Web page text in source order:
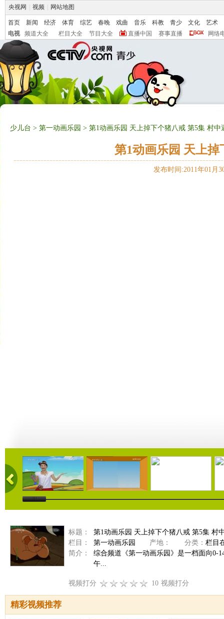
央视网 视频 网站地图
首页 新闻 经济 体育 综艺 春晚 戏曲 音乐 科教 青少 文化
艺术
电视
频道大全 栏目大全 节目大全 直播中国 赛事直播 网络
少儿台 > 第一动画乐园 > 第1动画乐园 天上掉下个猪八戒 第5集 村中
第1动画乐园 天上
发布时间:2011年01月
29:41 29:10 28:53
标题：
第1动画乐园 天上掉下个猪八戒 第5集 村
栏目：
第一动画乐园 产地： 分类： 栏目
简介：
综合频道《第一动画乐园》是一档面向0-
午...
视频打分 10 视频打分
精彩视频推荐